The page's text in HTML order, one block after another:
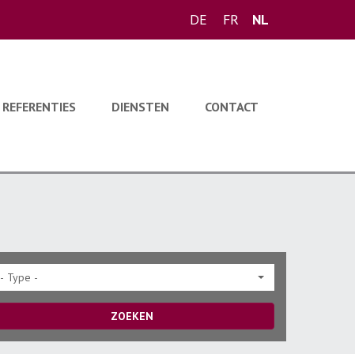
DE FR NL
REFERENTIES DIENSTEN CONTACT
- Type -
ZOEKEN